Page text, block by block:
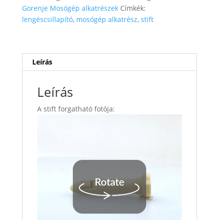
Gorenje Mosógép alkatrészek Címkék:
lengéscsillapító, mosógép alkatrész, stift
Leírás
Leírás
A stift forgatható fotója: